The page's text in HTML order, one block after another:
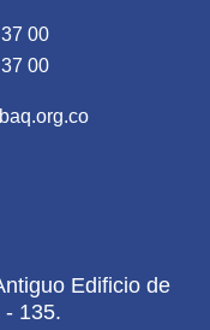
00
00
Edificio de
- 135.